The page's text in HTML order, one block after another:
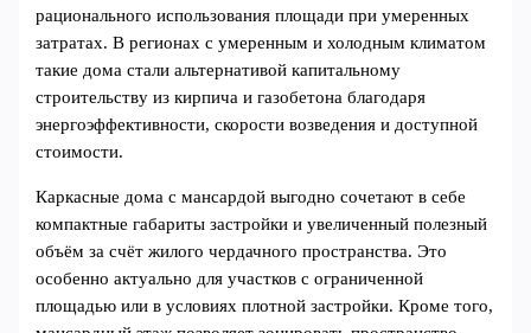
рационального использования площади при умеренных
затратах. В регионах с умеренным и холодным климатом
такие дома стали альтернативой капитальному
строительству из кирпича и газобетона благодаря
энергоэффективности, скорости возведения и доступной
стоимости.
Каркасные дома с мансардой выгодно сочетают в себе
компактные габариты застройки и увеличенный полезный
объём за счёт жилого чердачного пространства. Это
особенно актуально для участков с ограниченной
площадью или в условиях плотной застройки. Кроме того,